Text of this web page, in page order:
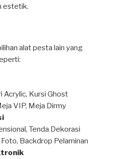
estetik.
alat pesta lain yang
Acrylic, Kursi Ghost
VIP, Meja Dirmy
Tenda Dekorasi
Backdrop Pelaminan